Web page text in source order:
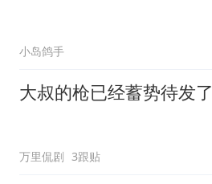
小岛鸽手
大叔的枪已经蓄势待发了
万里侃剧 3跟贴